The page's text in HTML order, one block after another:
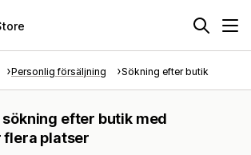
Personlig försäljning Sökning efter butik
efter butik med
platser